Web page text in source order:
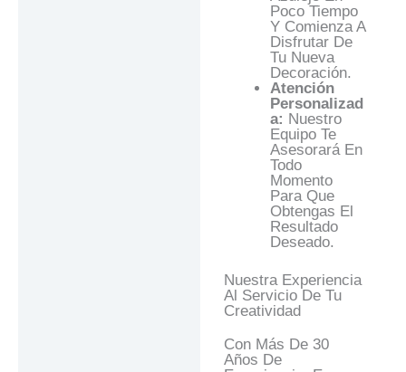
Poco Tiempo
Y Comienza A
Disfrutar De
Tu Nueva
Decoración.
Atención
Personalizad
A: Nuestro
Equipo Te
Asesorará En
Todo
Momento
Para Que
Obtengas El
Resultado
Deseado.
Nuestra Experiencia
Al Servicio De Tu
Creatividad
Con Más De 30
Años De